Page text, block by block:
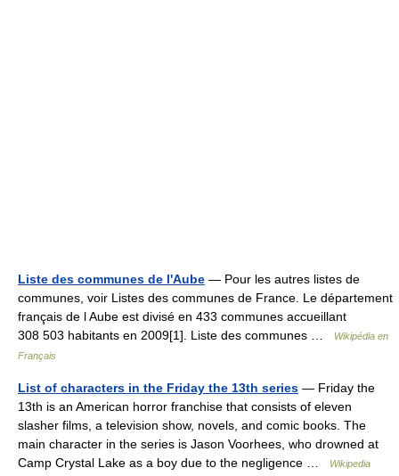
Liste des communes de l'Aube — Pour les autres listes de
communes, voir Listes des communes de France. Le département
français de l Aube est divisé en 433 communes accueillant
308 503 habitants en 2009[1]. Liste des communes …
Wikipédia en
Français
List of characters in the Friday the 13th series — Friday the
13th is an American horror franchise that consists of eleven
slasher films, a television show, novels, and comic books. The
main character in the series is Jason Voorhees, who drowned at
Camp Crystal Lake as a boy due to the negligence …
Wikipedia